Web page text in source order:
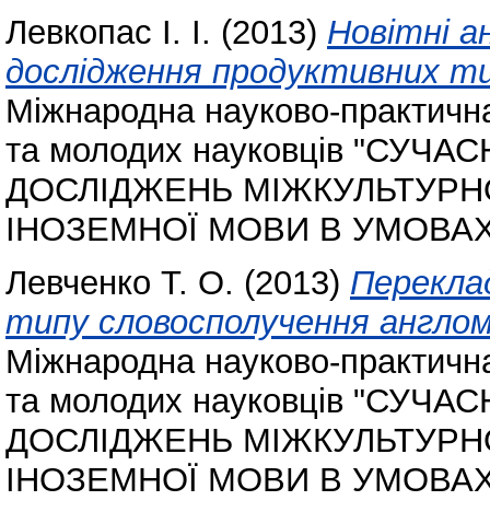
Левкопас І. І. (2013) Новітні
дослідження продуктивних
Міжнародна науково-
та молодих науковців
ДОСЛІДЖЕНЬ
ІНОЗЕМНОЇ МОВИ В
Левченко Т. О. (2013)
типу словосполучення
Міжнародна науково-
та молодих науковців
ДОСЛІДЖЕНЬ
ІНОЗЕМНОЇ МОВИ В